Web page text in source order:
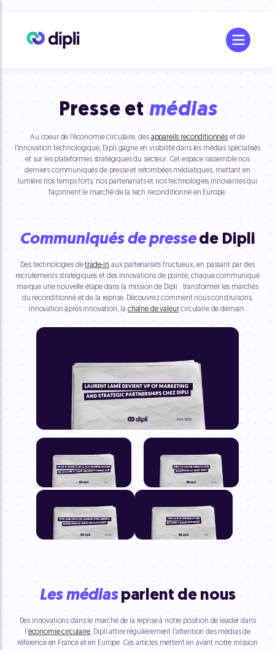
Presse et médias
Au coeur de l’économie circulaire, des appareils reconditionnéset de
l’innovation technologique, Dipli gagne en visibilité dans les médias spécialisés
et sur les plateformes stratégiques du secteur. Cet espace rassemble nos
derniers communiqués de presse et retombées médiatiques, mettant en
lumière nos temps forts, nos partenariats et nos technologies innovantes qui
façonnent le marché de la tech reconditionné en Europe.
Communiqués de presse de Dipli
Des technologies detrade-in aux partenariats fructueux, en passant par des
recrutements stratégiques et des innovations de pointe, chaque communiqué
marque une nouvelle étape dans la mission de Dipli : transformer les marchés
du reconditionné et de la reprise. Découvrez comment nous construisons,
innovation après innovation, la chaîne de valeurcirculaire de demain.
Les médias parlent de nous
Des innovations dans le marché de la reprise à notre position de leader dans
l'économie circulaire, Dipli attire régulièrement l’attention des médias de
référence en France et en Europe. Ces articles mettent en avant notre mission